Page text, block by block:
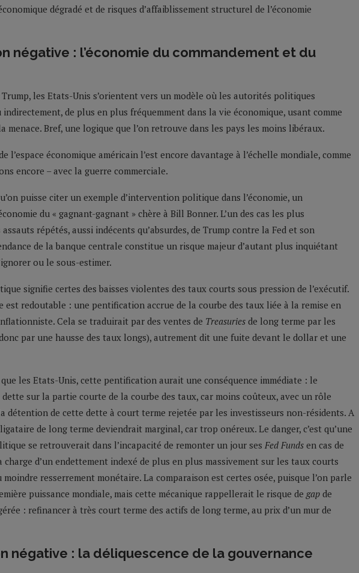
dégradé et de risques d’affaiblissement structurel de l’économie
négative : l’économie du commandement et du
les Etats-Unis s’orientent vers un modèle où les autorités politiques
indirectement, de plus en plus fréquemment dans la vie économique, usant comme
menace. Bref, une logique que l’on retrouve dans les pays les moins libéraux.
l’espace économique américain l’est encore davantage à l’échelle mondiale, comme
encore – avec la guerre commerciale.
puisse citer un exemple d’intervention politique dans l’économie, un
du « gagnant-gagnant » chère à Bill Bonner. L’un des cas les plus
répétés, aussi indécents qu’absurdes, de Trump contre la Fed et son
de la banque centrale constitue un risque majeur d’autant plus inquiétant
ou le sous-estimer.
signifie certes des baisses violentes des taux courts sous pression de l’exécutif.
est redoutable : une pentification accrue de la courbe des taux liée à la remise en
Cela se traduirait par des ventes de Treasuries de long terme par les
par une hausse des taux longs), autrement dit une fuite devant le dollar et une
les Etats-Unis, cette pentification aurait une conséquence immédiate : le
sur la partie courte de la courbe des taux, car moins coûteux, avec un rôle
détention de cette dette à court terme rejetée par les investisseurs non-résidents. A
de long terme deviendrait marginal, car trop onéreux. Le danger, c’est qu’une
se retrouverait dans l’incapacité de remonter un jour ses Fed Funds en cas de
d’un endettement indexé de plus en plus massivement sur les taux courts
resserrement monétaire. La comparaison est certes osée, puisque l’on parle
puissance mondiale, mais cette mécanique rappellerait le risque de gap de
: refinancer à très court terme des actifs de long terme, au prix d’un mur de
négative : la déliquescence de la gouvernance